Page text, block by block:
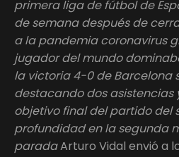
primera liga de fútbol de
de semana después de
a la pandemia coronavirus
jugador del mundo
la victoria 4-0 de Barcelona
destacando dos asistencias
objetivo final del partido del
profundidad en la segunda
paradaArturo Vidal envió a